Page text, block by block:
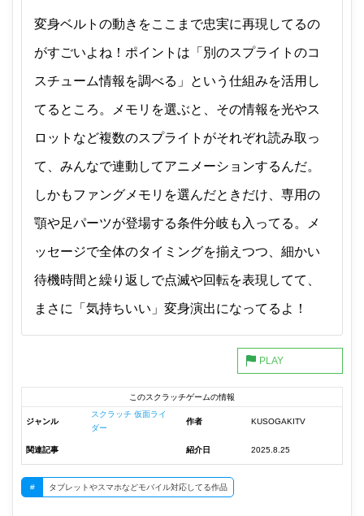
変身ベルトの動きをここまで忠実に再現してるの
がすごいよね！ポイントは「別のスプライトのコ
スチューム情報を調べる」という仕組みを活用し
てるところ。メモリを選ぶと、その情報を光やス
ロットなど複数のスプライトがそれぞれ読み取っ
て、みんなで連動してアニメーションするんだ。
しかもファングメモリを選んだときだけ、専用の
顎や足パーツが登場する条件分岐も入ってる。メ
ッセージで全体のタイミングを揃えつつ、細かい
待機時間と繰り返しで点滅や回転を表現してて、
まさに「気持ちいい」変身演出になってるよ！
このスクラッチゲームの情報
ジャンル
スクラッチ 仮面ライ
ダー
作者 KUSOGAKITV
関連記事 紹介日 2025.8.25
# タブレットやスマホなどモバイル対応してる作品